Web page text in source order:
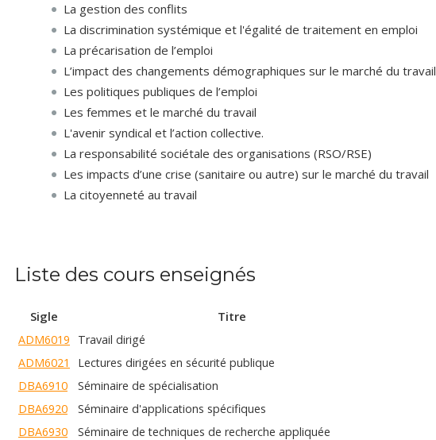
La gestion des conflits
La discrimination systémique et l'égalité de traitement en emploi
La précarisation de l’emploi
L’impact des changements démographiques sur le marché du travail
Les politiques publiques de l’emploi
Les femmes et le marché du travail
L'avenir syndical et l’action collective.
La responsabilité sociétale des organisations (RSO/RSE)
Les impacts d’une crise (sanitaire ou autre) sur le marché du travail
La citoyenneté au travail
Liste des cours enseignés
Sigle Titre
ADM6019
Travail dirigé
ADM6021
Lectures dirigées en sécurité publique
DBA6910
Séminaire de spécialisation
DBA6920
Séminaire d'applications spécifiques
DBA6930
Séminaire de techniques de recherche appliquée